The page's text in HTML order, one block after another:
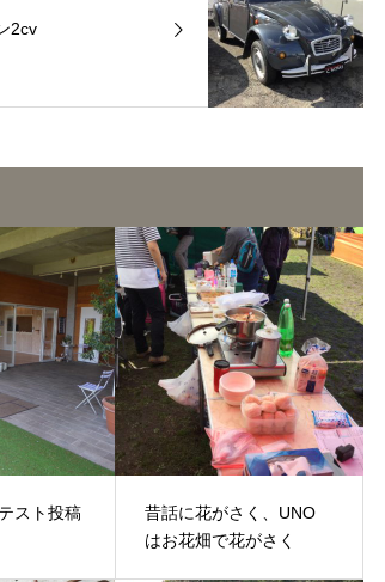
2cv
スト投稿
昔話に花がさく、UNO
はお花畑で花がさく